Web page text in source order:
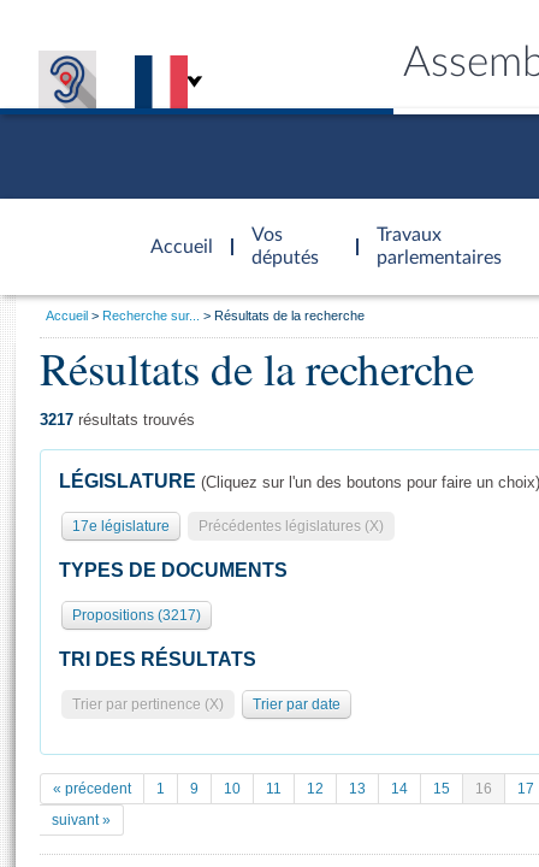
Accueil
d'accueil
Vos
députés
Travaux
parlementaires
Présidence
577 députés
Séance publique
Commissions et autres organes
Congrès
Documents parlementaires
Général
Rôle et pouvoirs de l'Assemblée
Organisation de l'Assemblée
Présidence Conférence des Présidents
Transparence et déontologie
Documents de référence
Visiter l'Assemblée
Visite virtuelle du palais Bourbon
Les évènements
Patrimoine
La Bibliothèque
Vous
Vous
Accueil Recherche sur... Résultats de la recherche
Résultats de la recherche
3217 résultats trouvés
LÉGISLATURE (Cliquez sur l'un des boutons pour faire un choix)
17e législature Précédentes législatures (X)
TYPES DE DOCUMENTS
Propositions (3217)
TRI DES RÉSULTATS
Trier par pertinence (X) Trier par date
« précedent 1 9 10 11 12 13 14 15 16
17
suivant »